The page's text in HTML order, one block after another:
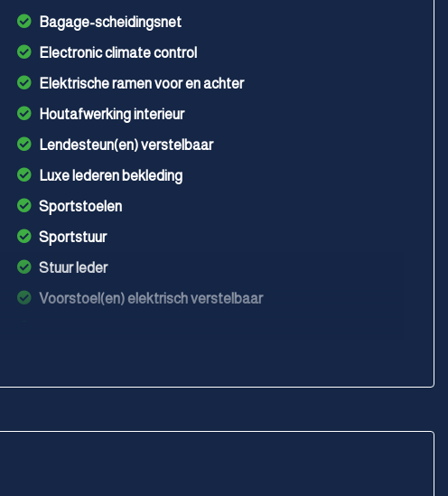
Bagage-scheidingsnet
Electronic climate control
Elektrische ramen voor en achter
Houtafwerking interieur
Lendesteun(en) verstelbaar
Luxe lederen bekleding
Sportstoelen
Sportstuur
Stuur leder
Voorstoel(en) elektrisch verstelbaar